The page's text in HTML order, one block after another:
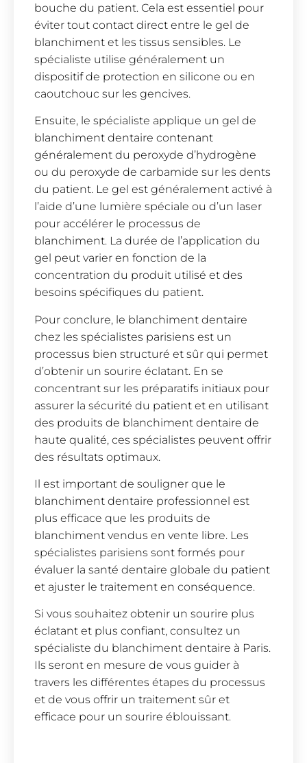
bouche du patient. Cela est essentiel pour
éviter tout contact direct entre le gel de
blanchiment et les tissus sensibles. Le
spécialiste utilise généralement un
dispositif de protection en silicone ou en
caoutchouc sur les gencives.
Ensuite, le spécialiste applique un gel de
blanchiment dentaire contenant
généralement du peroxyde d’hydrogène
ou du peroxyde de carbamide sur les dents
du patient. Le gel est généralement activé à
l’aide d’une lumière spéciale ou d’un laser
pour accélérer le processus de
blanchiment. La durée de l’application du
gel peut varier en fonction de la
concentration du produit utilisé et des
besoins spécifiques du patient.
Pour conclure, le blanchiment dentaire
chez les spécialistes parisiens est un
processus bien structuré et sûr qui permet
d’obtenir un sourire éclatant. En se
concentrant sur les préparatifs initiaux pour
assurer la sécurité du patient et en utilisant
des produits de blanchiment dentaire de
haute qualité, ces spécialistes peuvent offrir
des résultats optimaux.
Il est important de souligner que le
blanchiment dentaire professionnel est
plus efficace que les produits de
blanchiment vendus en vente libre. Les
spécialistes parisiens sont formés pour
évaluer la santé dentaire globale du patient
et ajuster le traitement en conséquence.
Si vous souhaitez obtenir un sourire plus
éclatant et plus confiant, consultez un
spécialiste du blanchiment dentaire à Paris.
Ils seront en mesure de vous guider à
travers les différentes étapes du processus
et de vous offrir un traitement sûr et
efficace pour un sourire éblouissant.